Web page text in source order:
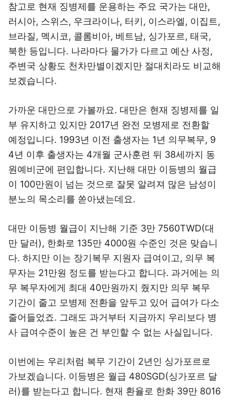
참고로 현재 징병제를 운용하는 주요 국가는 대만,
러시아, 스위스, 우크라이나, 터키, 이스라엘, 이집트,
브라질, 멕시코, 콜롬비아, 베트남, 싱가포르, 태국,
북한 등입니다. 나라마다 물가가 다르고 예산 사정,
주변국 상황도 천차만별이겠지만 절대치라도 비교해
보겠습니다.
가까운 대만으로 가볼까요. 대만은 현재 징병제를 일
부 유지하고 있지만 2017년 완전 모병제로 전환할
예정입니다. 1993년 이전 출생자는 1년 의무복무, 9
4년 이후 출생자는 4개월 군사훈련 뒤 38세까지 동
원예비군에 편입합니다. 지난해 대만 이등병의 월급
이 100만원이 넘는 것으로 잘못 알려져 많은 남성이
분노의 목소리를 쏟아냈는데요.
대만 이등병 월급이 지난해 기준 3만 7560TWD(대
만 달러), 한화로 135만 4000원 수준인 것은 맞습니
다. 하지만 이는 장기복무 지원자 급여이고, 의무 복
무자는 21만원 정도를 받는다고 합니다. 과거에는 의
무 복무자에게 최대 40만원까지 줬지만 의무 복무
기간이 줄고 모병제 전환을 앞두고 있어 급여가 다소
줄어들었죠. 그래도 과거부터 지금까지 우리보다 병
사 급여수준이 높은 건 부인할 수 없는 사실입니다.
이번에는 우리처럼 복무 기간이 2년인 싱가포르로
가보겠습니다. 이등병은 월급 480SGD(싱가포르 달
러)를 받는다고 합니다. 현재 환율로 한화 39만 8016